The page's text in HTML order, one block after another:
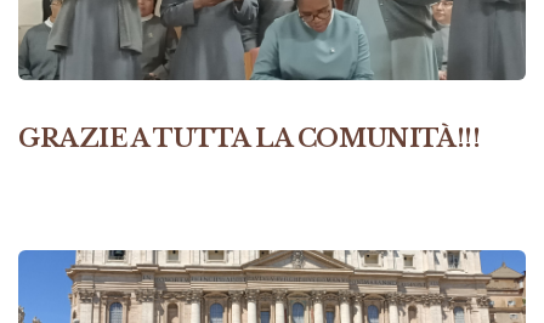
GRAZIE A TUTTA LA COMUNITÀ!!!